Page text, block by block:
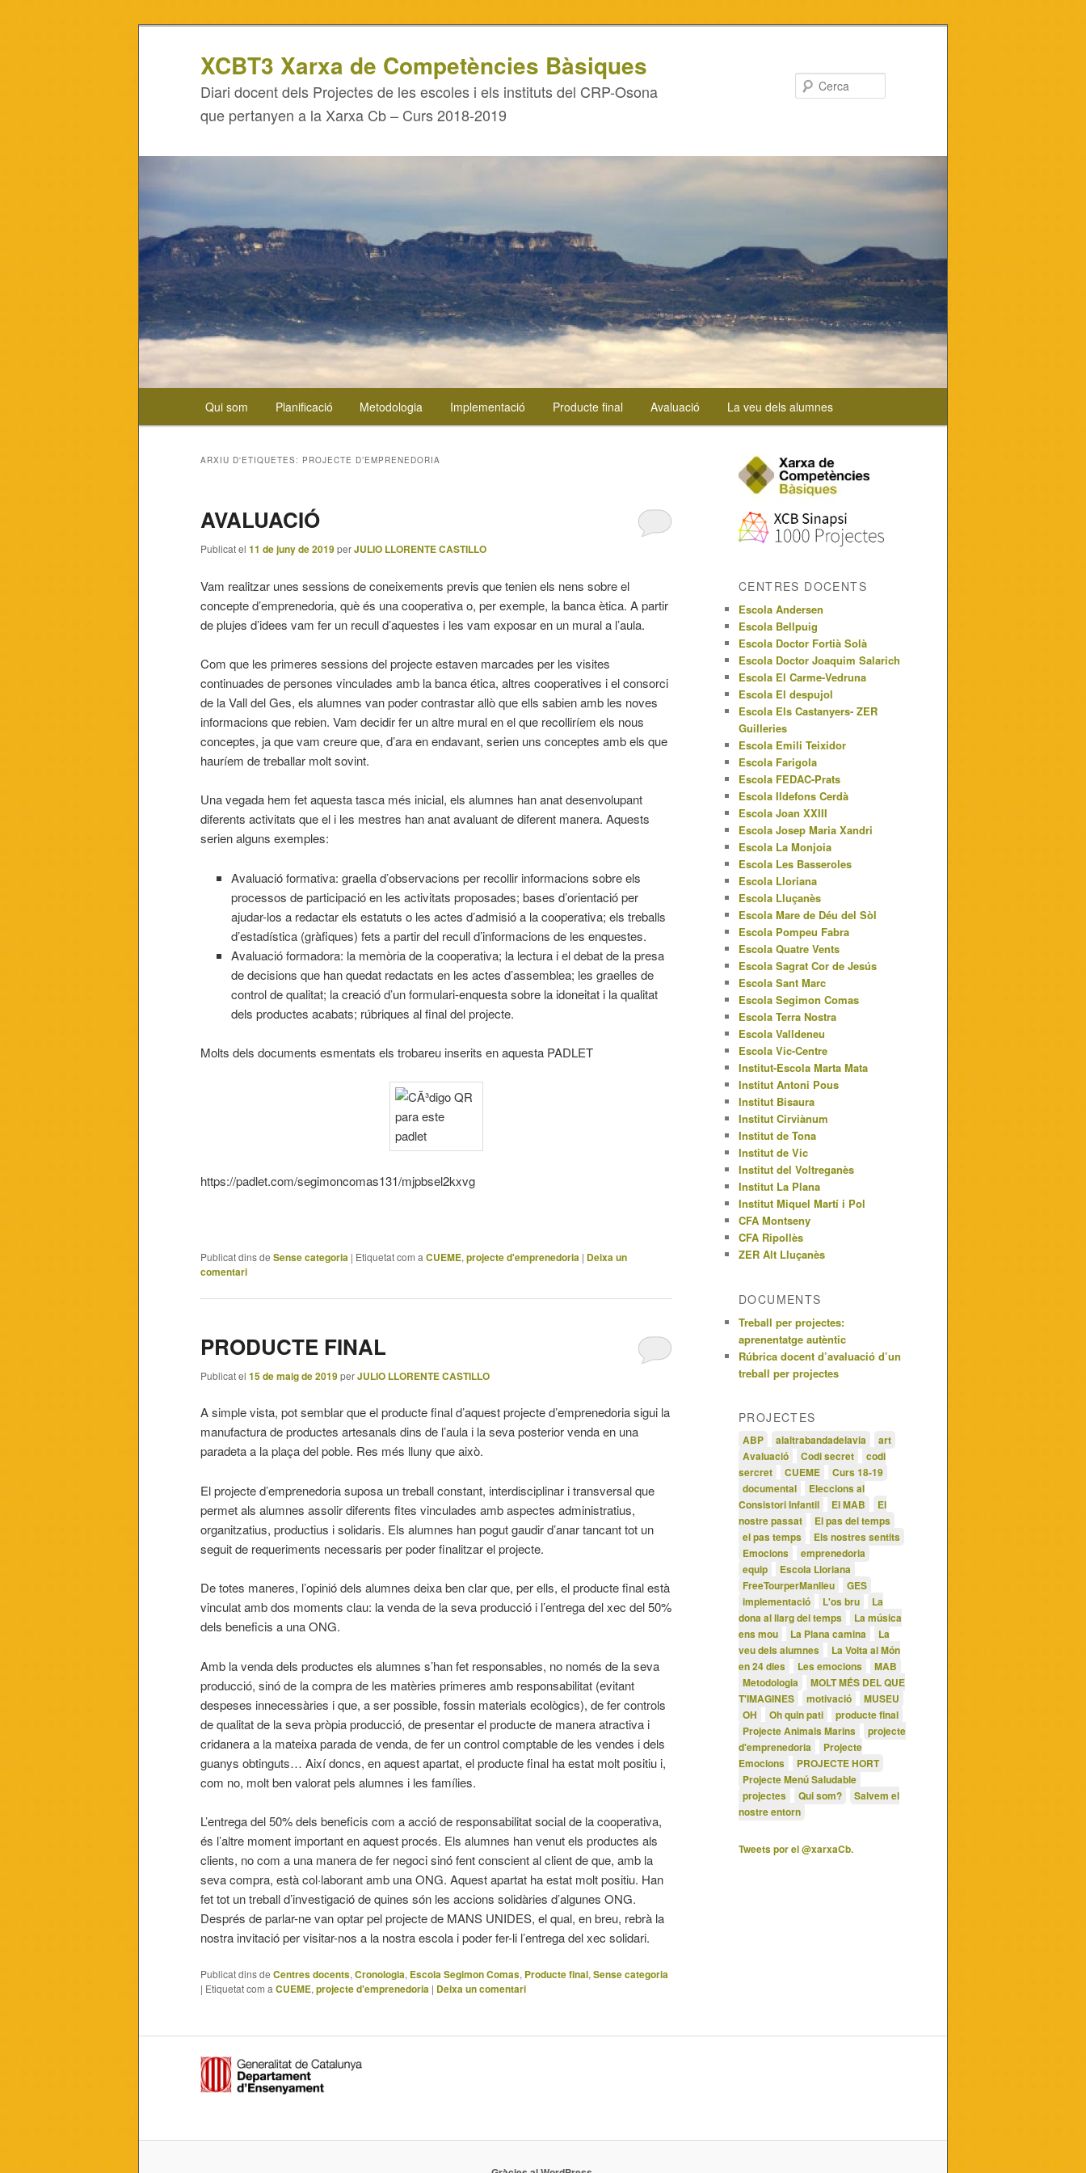
XCBT3 Xarxa de Competències Bàsiques
Diari docent dels Projectes de les escoles i els instituts del CRP-Osona
que pertanyen a la Xarxa Cb – Curs 2018-2019
Aneu
principal
Aneu
secundari
Qui som Planificació Metodologia Implementació Producte final Avaluació La veu dels alumnes
ARXIU D'ETIQUETES: PROJECTE D’EMPRENEDORIA
AVALUACIÓ
Publicat el 11 de juny de 2019perJULIO LLORENTE CASTILLO
Vam realitzar unes sessions de coneixements previs que tenien els nens sobre el
concepte d’emprenedoria, què és una cooperativa o, per exemple, la banca ètica. A partir
de plujes d’idees vam fer un recull d’aquestes i les vam exposar en un mural a l’aula.
Com que les primeres sessions del projecte estaven marcades per les visites
continuades de persones vinculades amb la banca ética, altres cooperatives i el consorci
de la Vall del Ges, els alumnes van poder contrastar allò que ells sabien amb les noves
informacions que rebien. Vam decidir fer un altre mural en el que recolliríem els nous
conceptes, ja que vam creure que, d’ara en endavant, serien uns conceptes amb els que
hauríem de treballar molt sovint.
Una vegada hem fet aquesta tasca més inicial, els alumnes han anat desenvolupant
diferents activitats que el i les mestres han anat avaluant de diferent manera. Aquests
serien alguns exemples:
Avaluació formativa: graella d’observacions per recollir informacions sobre els
processos de participació en les activitats proposades; bases d’orientació per
ajudar-los a redactar els estatuts o les actes d’admisió a la cooperativa; els treballs
d’estadística (gràfiques) fets a partir del recull d’informacions de les enquestes.
Avaluació formadora: la memòria de la cooperativa; la lectura i el debat de la presa
de decisions que han quedat redactats en les actes d’assemblea; les graelles de
control de qualitat; la creació d’un formulari-enquesta sobre la idoneitat i la qualitat
dels productes acabats; rúbriques al final del projecte.
Molts dels documents esmentats els trobareu inserits en aquesta PADLET
https://padlet.com/segimoncomas131/mjpbsel2kxvg
Publicat dins de Sense categoria | Etiquetat com a CUEME, projecte d'emprenedoria | Deixa un
comentari
PRODUCTE FINAL
Publicat el 15 de maig de 2019perJULIO LLORENTE CASTILLO
A simple vista, pot semblar que el producte final d’aquest projecte d’emprenedoria sigui la
manufactura de productes artesanals dins de l’aula i la seva posterior venda en una
paradeta a la plaça del poble. Res més lluny que això.
El projecte d’emprenedoria suposa un treball constant, interdisciplinar i transversal que
permet als alumnes assolir diferents fites vinculades amb aspectes administratius,
organitzatius, productius i solidaris. Els alumnes han pogut gaudir d’anar tancant tot un
seguit de requeriments necessaris per poder finalitzar el projecte.
De totes maneres, l’opinió dels alumnes deixa ben clar que, per ells, el producte final està
vinculat amb dos moments clau: la venda de la seva producció i l’entrega del xec del 50%
dels beneficis a una ONG.
Amb la venda dels productes els alumnes s’han fet responsables, no només de la seva
producció, sinó de la compra de les matèries primeres amb responsabilitat (evitant
despeses innecessàries i que, a ser possible, fossin materials ecològics), de fer controls
de qualitat de la seva pròpia producció, de presentar el producte de manera atractiva i
cridanera a la mateixa parada de venda, de fer un control comptable de les vendes i dels
guanys obtinguts… Així doncs, en aquest apartat, el producte final ha estat molt positiu i,
com no, molt ben valorat pels alumnes i les famílies.
L’entrega del 50% dels beneficis com a acció de responsabilitat social de la cooperativa,
és l’altre moment important en aquest procés. Els alumnes han venut els productes als
clients, no com a una manera de fer negoci sinó fent conscient al client de que, amb la
seva compra, està col·laborant amb una ONG. Aquest apartat ha estat molt positiu. Han
fet tot un treball d’investigació de quines són les accions solidàries d’algunes ONG.
Després de parlar-ne van optar pel projecte de MANS UNIDES, el qual, en breu, rebrà la
nostra invitació per visitar-nos a la nostra escola i poder fer-li l’entrega del xec solidari.
Publicat dins de Centres docents, Cronologia, Escola Segimon Comas, Producte final, Sense categoria
| Etiquetat com a CUEME, projecte d'emprenedoria | Deixa un comentari
CENTRES DOCENTS
Escola Andersen
Escola Bellpuig
Escola Doctor Fortià Solà
Escola Doctor Joaquim Salarich
Escola El Carme-Vedruna
Escola El despujol
Escola Els Castanyers- ZER
Guilleries
Escola Emili Teixidor
Escola Farigola
Escola FEDAC-Prats
Escola Ildefons Cerdà
Escola Joan XXIII
Escola Josep Maria Xandri
Escola La Monjoia
Escola Les Basseroles
Escola Lloriana
Escola Lluçanès
Escola Mare de Déu del Sòl
Escola Pompeu Fabra
Escola Quatre Vents
Escola Sagrat Cor de Jesús
Escola Sant Marc
Escola Segimon Comas
Escola Terra Nostra
Escola Valldeneu
Escola Vic-Centre
Institut-Escola Marta Mata
Institut Antoni Pous
Institut Bisaura
Institut Cirviànum
Institut de Tona
Institut de Vic
Institut del Voltreganès
Institut La Plana
Institut Miquel Martí i Pol
CFA Montseny
CFA Ripollès
ZER Alt Lluçanès
DOCUMENTS
Treball per projectes:
aprenentatge autèntic
Rúbrica docent d’avaluació d’un
treball per projectes
PROJECTES
ABP alaltrabandadelavia
art
Avaluació
Codi secret
codi
sercret
CUEME
Curs 18-19
documental
Eleccions al
Consistori Infantil
El MAB
El
nostre passat
El pas del temps
el pas temps
Els nostres sentits
Emocions
emprenedoria
equip
Escola Lloriana
FreeTourperManlleu
GES
implementació
L'os bru
La
dona al llarg del temps
La música
ens mou
La Plana camina
La
veu dels alumnes
La Volta al Món
en 24 dies
Les emocions
MAB
Metodologia
MOLT MÉS DEL QUE
T'IMAGINES
motivació
MUSEU
OH
Oh quin pati
producte final
Projecte Animals Marins
projecte
d'emprenedoria
Projecte
Emocions
PROJECTE HORT
Projecte Menú Saludable
projectes
Qui som?
Salvem el
nostre entorn
Tweets por el @xarxaCb.